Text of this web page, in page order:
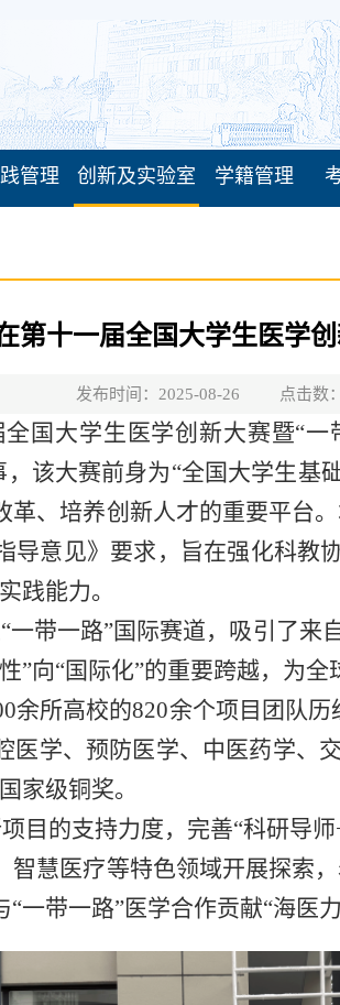
管理 创新及实验室 学籍管理
第十一届全国大学生医学
发布时间：2025-08-26 点击数：
国大学生医学创新大赛暨“
该大赛前身为“全国大学生基
、培养创新人才的重要平台
导意见》要求，旨在强化科教
践能力。
带一路”国际赛道，吸引了
”向“国际化”的重要跨越，为
余所高校的820余个项目团队
医学、预防医学、中医药学、
家级铜奖。
目的支持力度，完善“科研导
慧医疗等特色领域开展探索
带一路”医学合作贡献“海医力